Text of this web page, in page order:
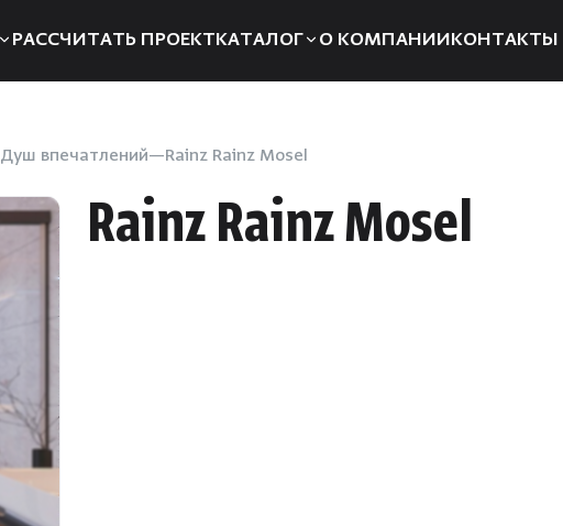
РАССЧИТАТЬ ПРОЕКТКАТАЛОГ
Дровяные печи
Парогенераторы
Пульты управления
Отопление
Для хаммама
О КОМПАНИИКОНТАКТЫ
Душ впечатлений Rainz Rainz Mosel
Rainz Rainz Mosel